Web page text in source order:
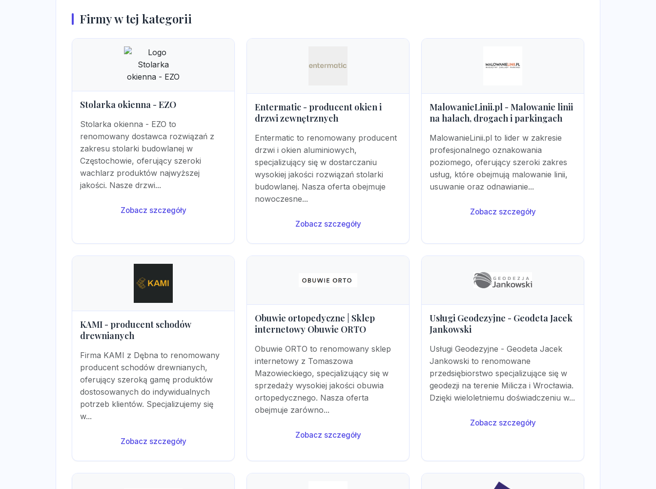
Firmy w tej kategorii
Stolarka okienna - EZO
Stolarka okienna - EZO to
renomowany dostawca rozwiązań z
zakresu stolarki budowlanej w
Częstochowie, oferujący szeroki
wachlarz produktów najwyższej
jakości. Nasze drzwi...
Zobacz szczegóły
Entermatic - producent okien i
drzwi zewnętrznych
Entermatic to renomowany producent
drzwi i okien aluminiowych,
specjalizujący się w dostarczaniu
wysokiej jakości rozwiązań stolarki
budowlanej. Nasza oferta obejmuje
nowoczesne...
Zobacz szczegóły
MalowanieLinii.pl - Malowanie linii
na halach, drogach i parkingach
MalowanieLinii.pl to lider w zakresie
profesjonalnego oznakowania
poziomego, oferujący szeroki zakres
usług, które obejmują malowanie linii,
usuwanie oraz odnawianie...
Zobacz szczegóły
KAMI - producent schodów
drewnianych
Firma KAMI z Dębna to renomowany
producent schodów drewnianych,
oferujący szeroką gamę produktów
dostosowanych do indywidualnych
potrzeb klientów. Specjalizujemy się
w...
Zobacz szczegóły
Obuwie ortopedyczne | Sklep
internetowy Obuwie ORTO
Obuwie ORTO to renomowany sklep
internetowy z Tomaszowa
Mazowieckiego, specjalizujący się w
sprzedaży wysokiej jakości obuwia
ortopedycznego. Nasza oferta
obejmuje zarówno...
Zobacz szczegóły
Usługi Geodezyjne - Geodeta Jacek
Jankowski
Usługi Geodezyjne - Geodeta Jacek
Jankowski to renomowane
przedsiębiorstwo specjalizujące się w
geodezji na terenie Milicza i Wrocławia.
Dzięki wieloletniemu doświadczeniu w...
Zobacz szczegóły